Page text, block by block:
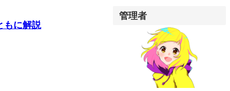
もに解説
管理者